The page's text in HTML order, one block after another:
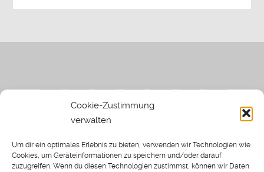
Cookie-Zustimmung
verwalten
Um dir ein optimales Erlebnis zu bieten, verwenden wir Technologien wie
Cookies, um Geräteinformationen zu speichern und/oder darauf
zuzugreifen. Wenn du diesen Technologien zustimmst, können wir Daten
Spielwiese